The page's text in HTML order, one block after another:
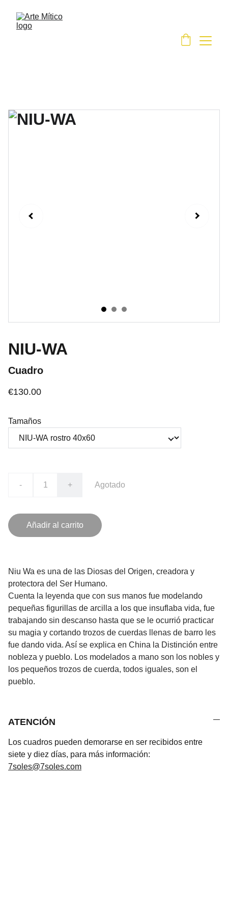
NIU-WA
Cuadro
€130.00
Tamaños
- + Agotado
Añadir al carrito
Niu Wa es una de las Diosas del Origen, creadora y
protectora del Ser Humano.
Cuenta la leyenda que con sus manos fue modelando
pequeñas figurillas de arcilla a los que insuflaba vida, fue
trabajando sin descanso hasta que se le ocurrió practicar
su magia y cortando trozos de cuerdas llenas de barro les
fue dando vida. Así se explica en China la Distinción entre
nobleza y pueblo. Los modelados a mano son los nobles y
los pequeños trozos de cuerda, todos iguales, son el
pueblo.
ATENCIÓN
Los cuadros pueden demorarse en ser recibidos entre
siete y diez días, para más información:
7soles@7soles.com